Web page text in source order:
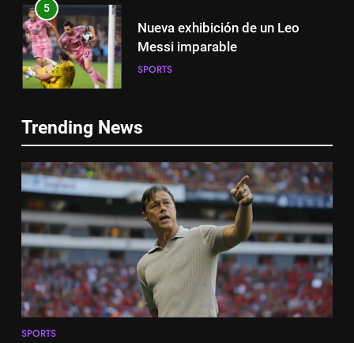
5
Nueva exhibición de un Leo
Messi imparable
SPORTS
Cambios en la MLS
SPORTS
7
Lewandowski, elegido MVP de
la jornada
SPORTS
8
Trending News
SPORTS
Nueva exhibición de un Leo
Messi imparable
SPORTS
6
Cambios en la MLS
SPORTS
7